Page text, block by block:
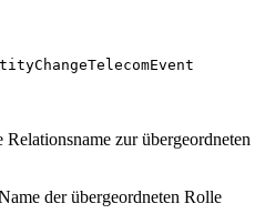
zur übergeordneten
der übergeordneten Rolle